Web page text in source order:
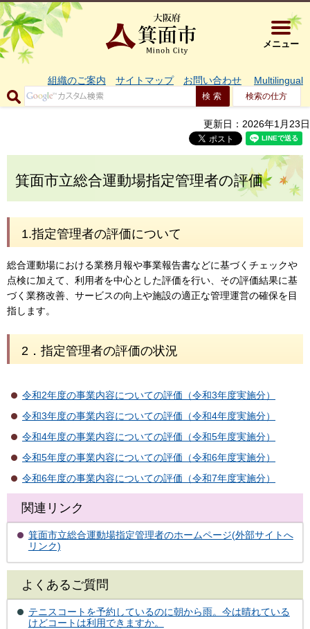
大阪府箕
メニュー
組織のご案内 サイトマップ お問い合わせ Multilingual
検索の仕方
更新日：2026年1月23日
箕面市立総合運動場指定管理者の評価
1.指定管理者の評価について
総合運動場における業務月報や事業報告書などに基づくチェックや
点検に加えて、利用者を中心とした評価を行い、その評価結果に基
づく業務改善、サービスの向上や施設の適正な管理運営の確保を目
指します。
2．指定管理者の評価の状況
令和2年度の事業内容についての評価（令和3年度実施分）
令和3年度の事業内容についての評価（令和4年度実施分）
令和4年度の事業内容についての評価（令和5年度実施分）
令和5年度の事業内容についての評価（令和6年度実施分）
令和6年度の事業内容についての評価（令和7年度実施分）
関連リンク
箕面市立総合運動場指定管理者のホームページ(外部サイトへ
リンク)
よくあるご質問
テニスコートを予約しているのに朝から雨。今は晴れている
けどコートは利用できますか。